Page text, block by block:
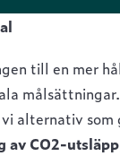
till en mer
alternativ som
av CO2-utsläpp